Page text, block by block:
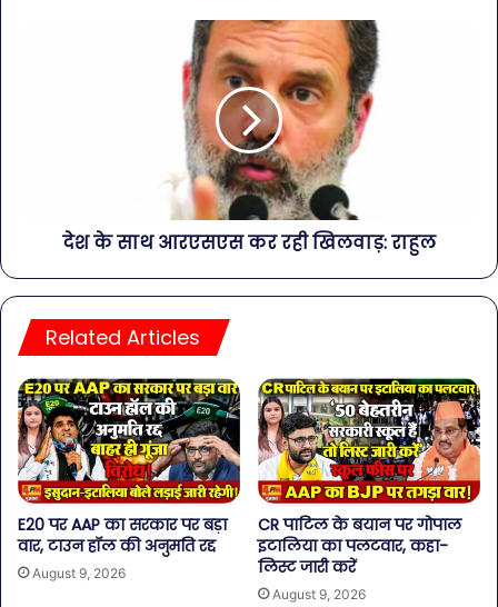
देश के साथ आरएसएस कर रही खिलवाड़: राहुल
Related Articles
E20 पर AAP का सरकार पर बड़ा
वार, टाउन हॉल की अनुमति रद्द
August 9, 2026
CR पाटिल के बयान पर गोपाल
इटालिया का पलटवार, कहा-
लिस्ट जारी करें
August 9, 2026